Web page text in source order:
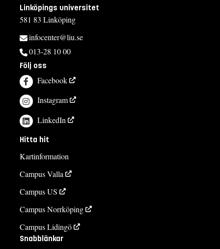
Linköpings universitet
581 83 Linköping
infocenter@liu.se
013-28 10 00
Följ oss
Facebook
Instagram
LinkedIn
Hitta hit
Kartinformation
Campus Valla
Campus US
Campus Norrköping
Campus Lidingö
Snabblänkar